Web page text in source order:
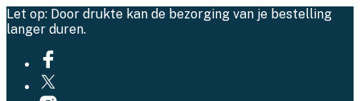
Let op: Door drukte kan de bezorging van je bestelling
langer duren.